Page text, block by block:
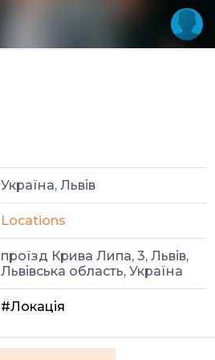
Україна, Львів
Locations
проїзд Крива Липа, 3, Львів,
Львівська область, Україна
#Локація